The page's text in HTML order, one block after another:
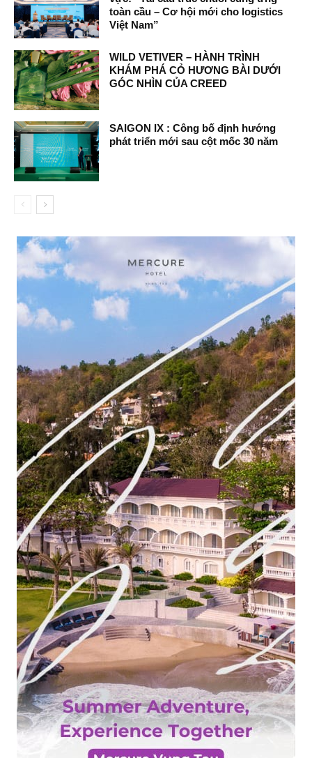
toàn cầu – Cơ hội mới cho logistics
Việt Nam”
WILD VETIVER – HÀNH TRÌNH
KHÁM PHÁ CỎ HƯƠNG BÀI DƯỚI
GÓC NHÌN CỦA CREED
SAIGON IX : Công bố định hướng
phát triển mới sau cột mốc 30 năm